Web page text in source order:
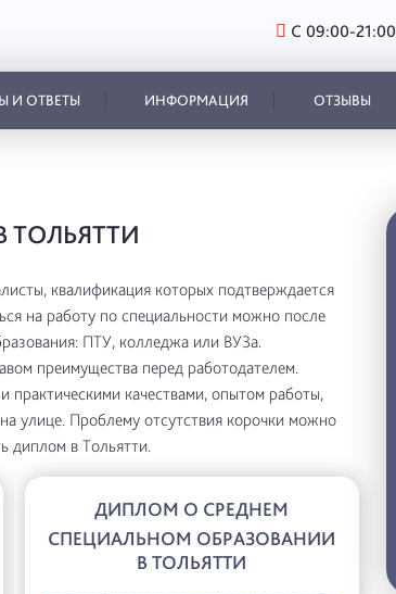
С 09:00-21:00
И ОТВЕТЫ ИНФОРМАЦИЯ ОТЗЫВЫ
ТОЛЬЯТТИ
квалификация которых подтверждается
на работу по специальности можно после
ПТУ, колледжа или ВУЗа.
преимущества перед работодателем.
качествами, опытом работы,
улице. Проблему отсутствия корочки можно
диплом в Тольятти.
ДИПЛОМ О СРЕДНЕМ
СПЕЦИАЛЬНОМ ОБРАЗОВАНИИ
В ТОЛЬЯТТИ